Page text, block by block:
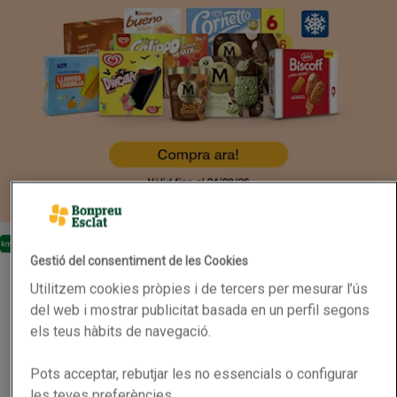
En oferta
CABRÓ Vi blanc DO Catalunya Km0
Km0
CABRÓ Vi blanc DO Catalunya Km0
Lot estalvi a 9,99 euros/lot. Clica aquí
Nom de l’oferta: Lot estalvi a 9,99 euros/lot.
0.75L (7,05 € per litre)
5,29 €
Gestió del consentiment de les Cookies
Utilitzem cookies pròpies i de tercers per mesurar l’ús
del web i mostrar publicitat basada en un perfil segons
els teus hàbits de navegació.
Pots acceptar, rebutjar les no essencials o configurar